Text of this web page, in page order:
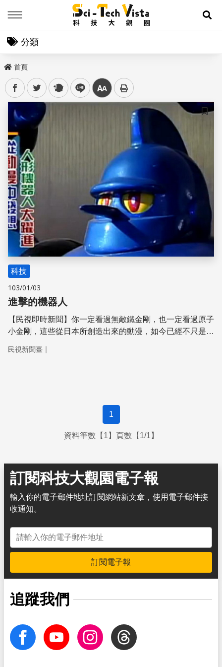
展
分類
首頁
facebooktwitter plurk line 中
儲存
科技
103/01/03
進擊的機器人
【民視即時新聞】你一定看過無敵鐵金剛，也一定看過原子
小金剛，這些從日本所創造出來的動漫，如今已經不只是空
人，功能從玩具到重工業，甚至跨界到登上太空，每一個機
民視新聞臺 ｜
1
資料筆數【1】頁數【1/1】
訂閱科技大觀園電子報
輸入你的電子郵件地址訂閱網站新文章，使用電子郵件接
收通知。
電子郵件地址
訂閱電子報
追蹤我們
facebook Youtube InstagramThreads